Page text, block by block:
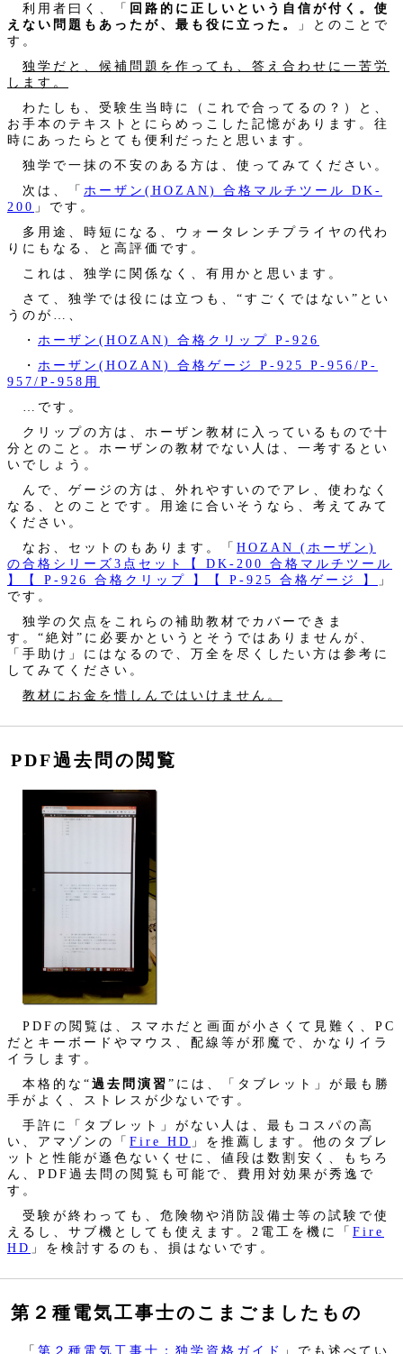
利用者曰く、「 回路的に正しいという自信が付く。使
えない問題もあったが、最も役に立った。
」とのことで
す。
独学だと、候補問題を作っても、答え合わせに一苦労
します。
わたしも、受験生当時に（これで合ってるの？）と、
お手本のテキストとにらめっこした記憶があります。往
時にあったらとても便利だったと思います。
独学で一抹の不安のある方は、使ってみてください。
次は、「 ホーザン(HOZAN) 合格マルチツール DK-
200 」です。
多用途、時短になる、ウォータレンチプライヤの代わ
りにもなる、と高評価です。
これは、独学に関係なく、有用かと思います。
さて、独学では役には立つも、“すごくではない”とい
うのが…、
・ ホーザン(HOZAN) 合格クリップ P-926
・ ホーザン(HOZAN) 合格ゲージ P-925 P-956/P-
957/P-958用
…です。
クリップの方は、ホーザン教材に入っているもので十
分とのこと。ホーザンの教材でない人は、一考するとい
いでしょう。
んで、ゲージの方は、外れやすいのでアレ、使わなく
なる、とのことです。用途に合いそうなら、考えてみて
ください。
なお、セットのもあります。「 HOZAN (ホーザン)
の合格シリーズ3点セット【 DK-200 合格マルチツール
】【 P-926 合格クリップ 】【 P-925 合格ゲージ 】
」
です。
独学の欠点をこれらの補助教材でカバーできま
す。“絶対”に必要かというとそうではありませんが、
「手助け」にはなるので、万全を尽くしたい方は参考に
してみてください。
教材にお金を惜しんではいけません。
PDF過去問の閲覧
PDFの閲覧は、スマホだと画面が小さくて見難く、PC
だとキーボードやマウス、配線等が邪魔で、かなりイラ
イラします。
本格的な“過去問演習”には、「タブレット」が最も勝
手がよく、ストレスが少ないです。
手許に「タブレット」がない人は、最もコスパの高
い、アマゾンの「 Fire HD 」を推薦します。他のタブレ
ットと性能が遜色ないくせに、値段は数割安く、もちろ
ん、PDF過去問の閲覧も可能で、費用対効果が秀逸で
す。
受験が終わっても、危険物や消防設備士等の試験で使
えるし、サブ機としても使えます。2電工を機に「 Fire
HD 」を検討するのも、損はないです。
第２種電気工事士のこまごましたもの
「 第２種電気工事士：独学資格ガイド 」でも述べてい